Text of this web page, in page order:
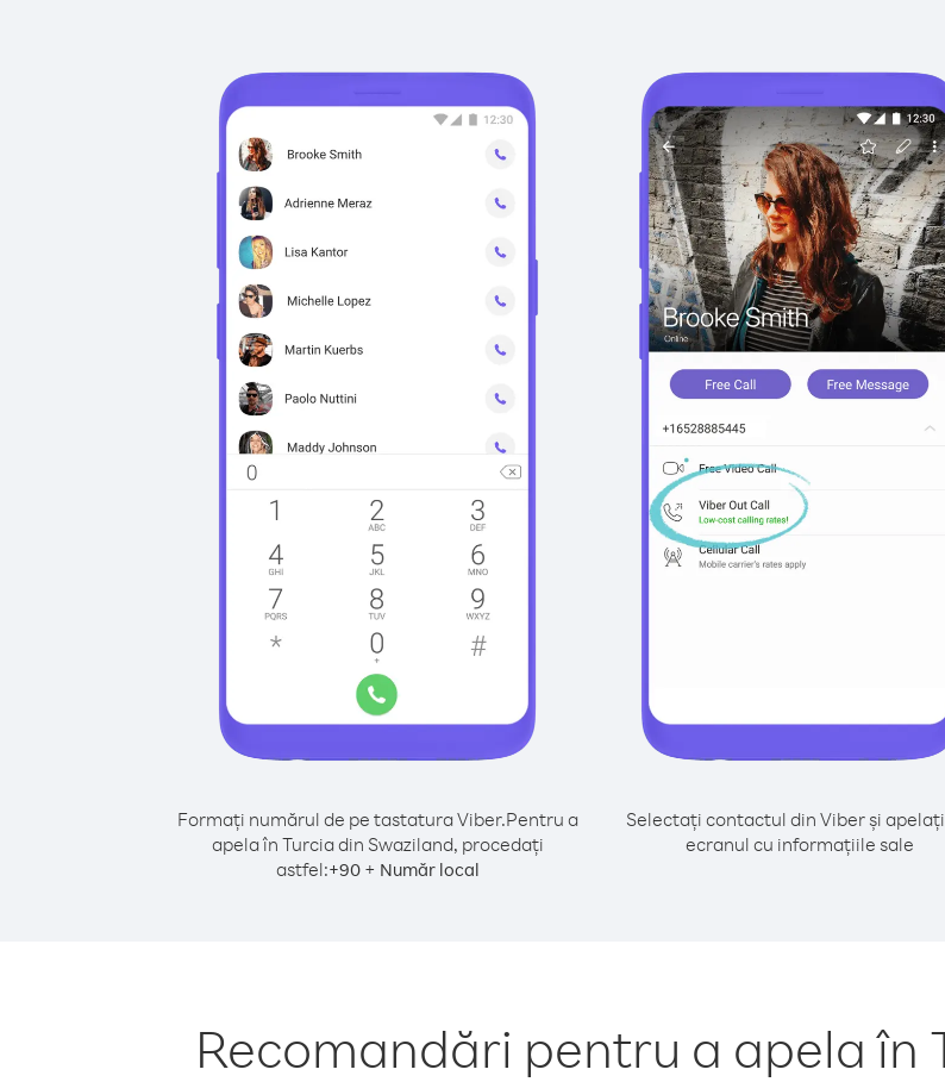
Formați numărul de pe tastatura Viber.Pentru a
apela în Turcia din Swaziland, procedați
astfel:+90+ Număr local
Selectați contactul din Viber și
ecranul cu informațiile sale
Recomandări pentru a apela în